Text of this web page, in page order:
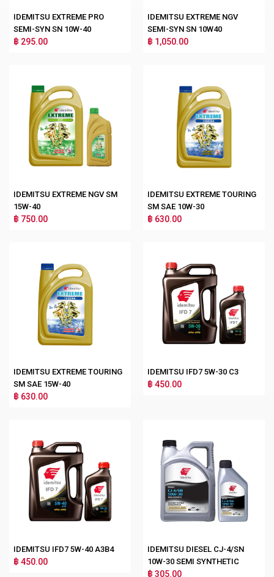
IDEMITSU EXTREME PRO
SEMI-SYN SN 10W-40
฿ 295.00
IDEMITSU EXTREME NGV
SEMI-SYN SN 10W40
฿ 1,050.00
IDEMITSU EXTREME NGV SM
15W-40
฿ 750.00
IDEMITSU EXTREME TOURING
SM SAE 10W-30
฿ 630.00
IDEMITSU EXTREME TOURING
SM SAE 15W-40
฿ 630.00
IDEMITSU IFD7 5W-30 C3
฿ 450.00
IDEMITSU IFD7 5W-40 A3B4
฿ 450.00
IDEMITSU DIESEL CJ-4/SN
10W-30 SEMI SYNTHETIC
฿ 305.00